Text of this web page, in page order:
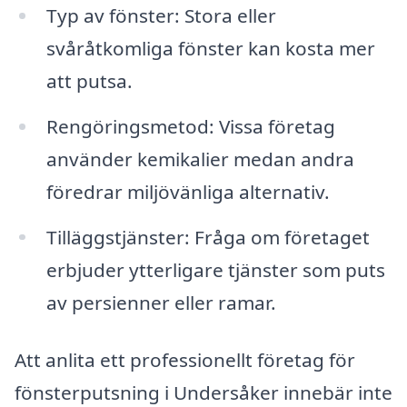
Typ av fönster: Stora eller
svåråtkomliga fönster kan kosta mer
att putsa.
Rengöringsmetod: Vissa företag
använder kemikalier medan andra
föredrar miljövänliga alternativ.
Tilläggstjänster: Fråga om företaget
erbjuder ytterligare tjänster som puts
av persienner eller ramar.
Att anlita ett professionellt företag för
fönsterputsning i Undersåker innebär inte